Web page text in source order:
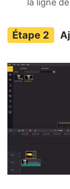
la ligne